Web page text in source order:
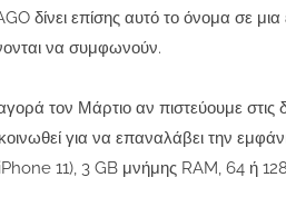
δίνει επίσης αυτό το όνομα σε
να συμφωνούν.
τον Μάρτιο αν πιστεύουμε
για να επαναλάβει την
11), 3 GB μνήμης RAM, 64 ή